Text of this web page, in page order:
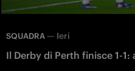
SQUADRA — Ieri
Il Derby di Perth finisce 1-